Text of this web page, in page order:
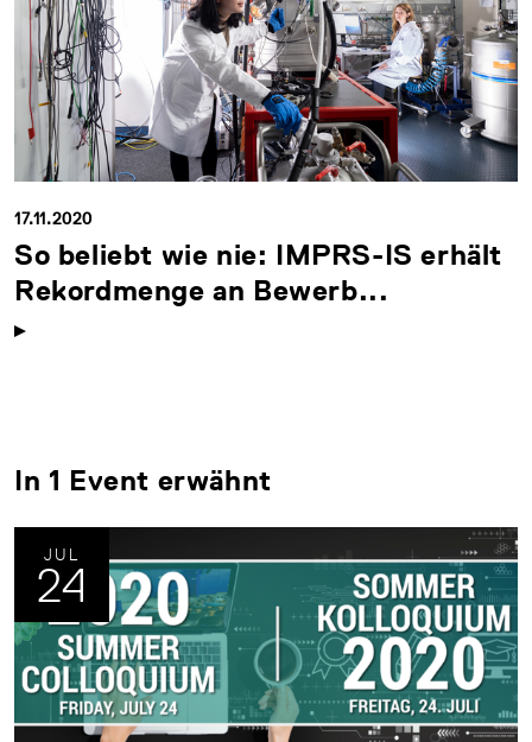
17.11.2020
So beliebt wie nie: IMPRS-IS erhält
Rekordmenge an Bewerb...
In 1 Event erwähnt
JUL
24